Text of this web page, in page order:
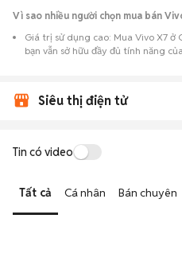
Vì sao nhiều người chọn mua bán
Giá trị sử dụng cao: Mua Vivo X7
bạn vẫn sở hữu đầy đủ tính năng
Mau, đáp ứng từ nhu cầu cần máy
thận, test loa, camera, wifi... để
hai bên trao đổi giá cả linh hoạt
ngày.
Siêu thị điện tử
Tin có video
Tất cả Cá nhân Bán chuyên